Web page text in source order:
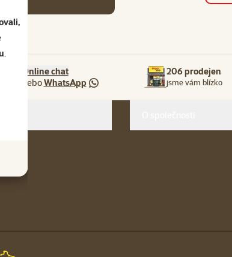
.
Online chat
neboWhatsApp
206 prodejen
jsme vám blízko